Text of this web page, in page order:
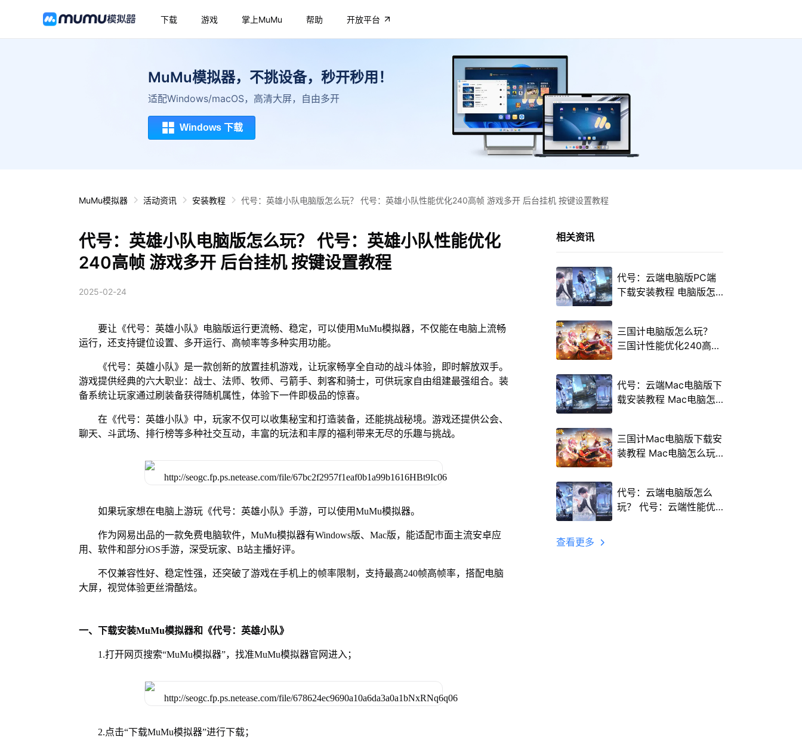
下载 游戏 掌上MuMu 帮助 开放平台
MuMu模拟器，不挑设备，秒开秒用！
适配Windows/macOS，高清大屏，自由多开
Windows 下载
MuMu模拟器 活动资讯 安装教程 代号：英雄小队电脑版怎么玩？ 代号：英雄小队性能优化240高帧 游戏多开 后台挂机 按键设置教程
代号：英雄小队电脑版怎么玩？ 代号：英雄小队性能优化
240高帧 游戏多开 后台挂机 按键设置教程
2025-02-24
要让《代号：英雄小队》电脑版运行更流畅、稳定，可以使用MuMu模拟器，不仅能在电脑上流畅
运行，还支持键位设置、多开运行、高帧率等多种实用功能。
《代号：英雄小队》是一款创新的放置挂机游戏，让玩家畅享全自动的战斗体验，即时解放双手。
游戏提供经典的六大职业：战士、法师、牧师、弓箭手、刺客和骑士，可供玩家自由组建最强组合。装
备系统让玩家通过刷装备获得随机属性，体验下一件即极品的惊喜。
在《代号：英雄小队》中，玩家不仅可以收集秘宝和打造装备，还能挑战秘境。游戏还提供公会、
聊天、斗武场、排行榜等多种社交互动，丰富的玩法和丰厚的福利带来无尽的乐趣与挑战。
如果玩家想在电脑上游玩《代号：英雄小队》手游，可以使用MuMu模拟器。
作为网易出品的一款免费电脑软件，MuMu模拟器有Windows版、Mac版，能适配市面主流安卓应
用、软件和部分iOS手游，深受玩家、B站主播好评。
不仅兼容性好、稳定性强，还突破了游戏在手机上的帧率限制，支持最高240帧高帧率，搭配电脑
大屏，视觉体验更丝滑酷炫。
一、下载安装MuMu模拟器和《代号：英雄小队》
1.打开网页搜索“MuMu模拟器”，找准MuMu模拟器官网进入；
2.点击“下载MuMu模拟器”进行下载；
相关资讯
代号：云端电脑版PC端
下载安装教程 电脑版怎
三国计电脑版怎么玩？
三国计性能优化240高帧
代号：云端Mac电脑版下
载安装教程 Mac电脑怎
三国计Mac电脑版下载安
装教程 Mac电脑怎么玩
代号：云端电脑版怎么
玩？ 代号：云端性能优
查看更多